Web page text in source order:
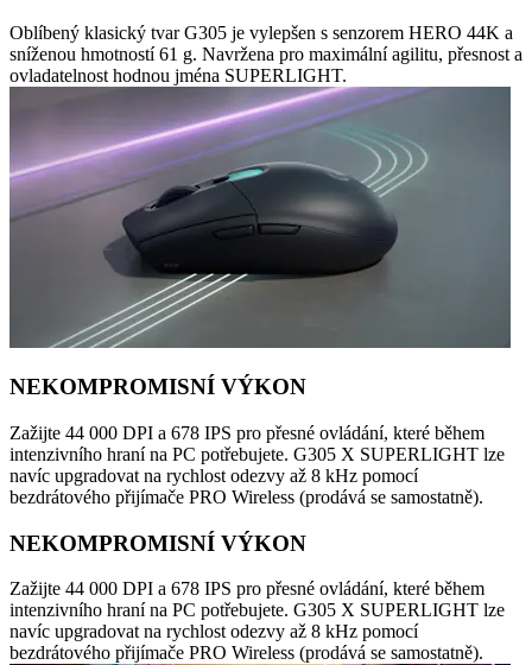
Oblíbený klasický tvar G305 je vylepšen s senzorem HERO 44K a
sníženou hmotností 61 g. Navržena pro maximální agilitu, přesnost a
ovladatelnost hodnou jména SUPERLIGHT.
NEKOMPROMISNÍ VÝKON
Zažijte 44 000 DPI a 678 IPS pro přesné ovládání, které během
intenzivního hraní na PC potřebujete. G305 X SUPERLIGHT lze
navíc upgradovat na rychlost odezvy až 8 kHz pomocí
bezdrátového přijímače PRO Wireless (prodává se samostatně).
NEKOMPROMISNÍ VÝKON
Zažijte 44 000 DPI a 678 IPS pro přesné ovládání, které během
intenzivního hraní na PC potřebujete. G305 X SUPERLIGHT lze
navíc upgradovat na rychlost odezvy až 8 kHz pomocí
bezdrátového přijímače PRO Wireless (prodává se samostatně).